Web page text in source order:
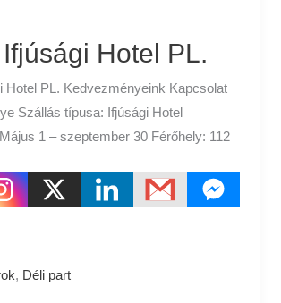
Hotel PL.
Hotel PL. Kedvezményeink Kapcsolat
Szállás típusa: Ifjúsági Hotel
1 – szeptember 30 Férőhely: 112
, Déli part